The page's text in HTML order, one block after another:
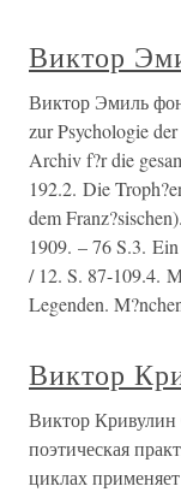
Виктор
Виктор Эмиль
zur Psychologie
Archiv f?r die
192.2. Die
dem
1909. – 76 S.3.
/ 12. S. 87-109.4.
Legenden.
Виктор
Виктор Кривулин
поэтическая
циклах